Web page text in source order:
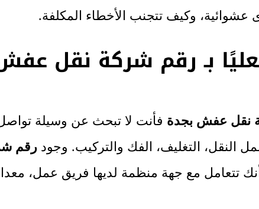
عشوائية، وكيف تتجنب الأخطاء المكلفة.
بـ رقم شركة نقل
نقل عفش بجدة فأنت لا تبحث عن وسيلة
النقل، التغليف، الفك والتركيب. وجودرقم
تتعامل مع جهة منظمة لديها فريق عمل،